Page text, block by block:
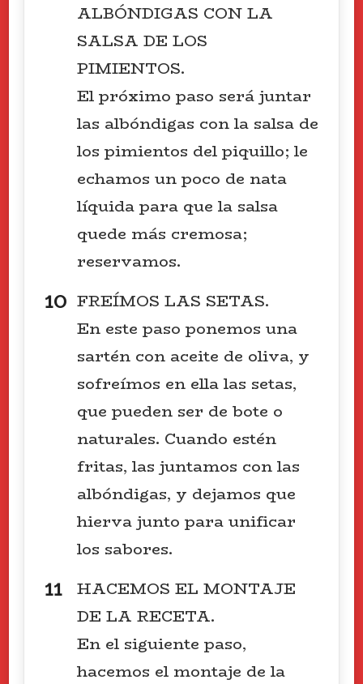
ALBÓNDIGAS CON LA
SALSA DE LOS
PIMIENTOS.
El próximo paso será juntar
las albóndigas con la salsa de
los pimientos del piquillo; le
echamos un poco de nata
líquida para que la salsa
quede más cremosa;
reservamos.
FREÍMOS LAS SETAS.
En este paso ponemos una
sartén con aceite de oliva, y
sofreímos en ella las setas,
que pueden ser de bote o
naturales. Cuando estén
fritas, las juntamos con las
albóndigas, y dejamos que
hierva junto para unificar
los sabores.
HACEMOS EL MONTAJE
DE LA RECETA.
En el siguiente paso,
hacemos el montaje de la